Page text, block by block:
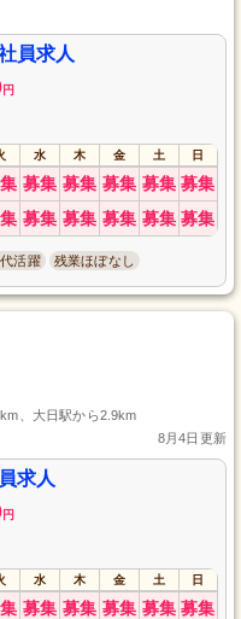
員求人
円
水 木 金 土 日
募集 募集 募集 募集 募集
募集 募集 募集 募集 募集
活躍 残業ほぼなし
、大日駅から2.9km
8月4日更新
求人
円
水 木 金 土 日
募集 募集 募集 募集 募集